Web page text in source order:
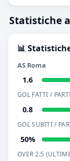
Statistiche
📊
AS Roma
1.6
GOL FATTI /
0.8
GOL SUBITI /
50%
OVER 2.5